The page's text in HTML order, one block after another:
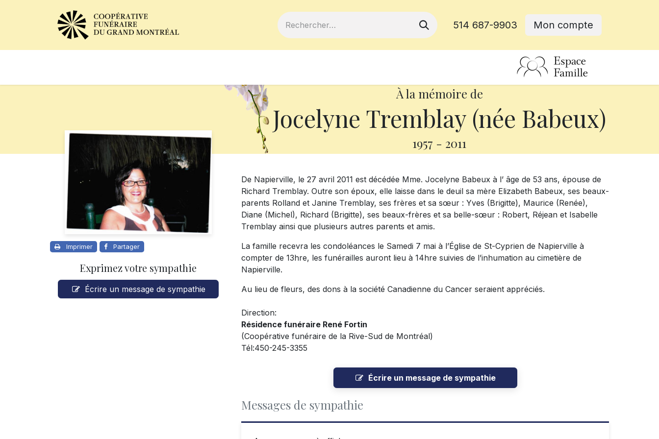
514 687-9903 Mon compte
À la mémoire de
Jocelyne Tremblay (née Babeux)
1957 - 2011
Imprimer Partager
Exprimez votre sympathie
Écrire un message de sympathie
De Napierville, le 27 avril 2011 est décédée Mme. Jocelyne Babeux à l’ âge de 53 ans, épouse de
Richard Tremblay. Outre son époux, elle laisse dans le deuil sa mère Elizabeth Babeux, ses beaux-
parents Rolland et Janine Tremblay, ses frères et sa sœur : Yves (Brigitte), Maurice (Renée),
Diane (Michel), Richard (Brigitte), ses beaux-frères et sa belle-sœur : Robert, Réjean et Isabelle
Tremblay ainsi que plusieurs autres parents et amis.
La famille recevra les condoléances le Samedi 7 mai à l’Église de St-Cyprien de Napierville à
compter de 13hre, les funérailles auront lieu à 14hre suivies de l’inhumation au cimetière de
Napierville.
Au lieu de fleurs, des dons à la société Canadienne du Cancer seraient appréciés.
Direction:
Résidence funéraire René Fortin
(Coopérative funéraire de la Rive-Sud de Montréal)
Tél:450-245-3355
Écrire un message de sympathie
Messages de sympathie